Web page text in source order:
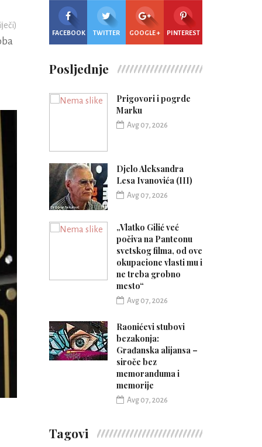
FACEBOOK TWITTER GOOGLE + PINTEREST
Posljednje
Prigovori i pogrde
Marku
Avg 07, 2026
Djelo Aleksandra
Lesa Ivanovića (III)
Avg 07, 2026
„Vlatko Gilić već
počiva na Panteonu
svetskog filma, od ove
okupacione vlasti mu i
ne treba grobno
mesto“
Avg 07, 2026
Raonićevi stubovi
bezakonja:
Građanska alijansa –
siroče bez
memoranduma i
memorije
Avg 07, 2026
Tagovi